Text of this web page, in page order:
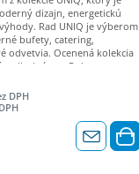
dizajn, energetickú
Rad UNIQ je výberom
bufety, catering,
odvetvia. Ocenená kolekcia
dizajnérom Robertom
moderný dizajn s vysoko
spracovaním. Nadčasová
prezentáciu jedla a
Jeho jedinečná konštrukcia a
detailom z neho robia pútavý
Konštrukcia je vyrobená
DPH